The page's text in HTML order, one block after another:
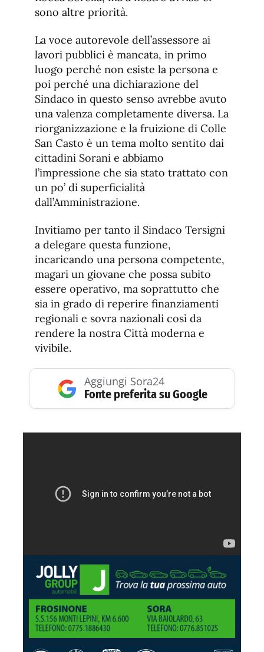
sono altre priorità.
La voce autorevole dell’assessore ai
lavori pubblici è mancata, in primo
luogo perché non esiste la persona e
poi perché una dichiarazione del
Sindaco in questo senso avrebbe avuto
una valenza completamente diversa. La
riorganizzazione e la fruizione di Colle
San Casto è un tema molto sentito dai
cittadini Sorani e abbiamo
l’impressione che sia stato trattato con
un po’ di superficialità
dall’Amministrazione.
Invitiamo per tanto il Sindaco Tersigni
a delegare questa funzione,
incaricando una persona competente,
magari un giovane che possa subito
essere operativo, ma soprattutto che
sia in grado di reperire finanziamenti
regionali e sovra nazionali così da
rendere la nostra Città moderna e
vivibile.
Aggiungi Sora24
Fonte preferita su Google